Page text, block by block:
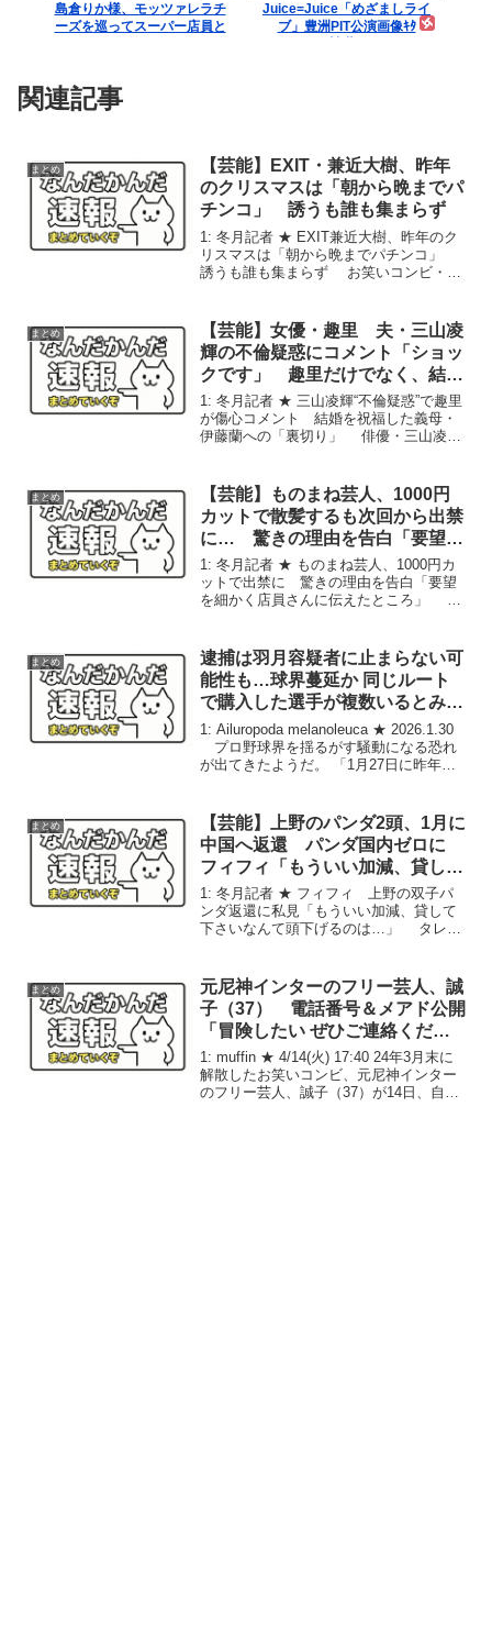
島倉りか様、モッツァレラチ
ーズを巡ってスーパー店員と
Juice=Juice「めざましライ
ブ」豊洲PIT公演画像ｷﾀ
関連記事
まとめ
【芸能】EXIT・兼近大樹、昨年
のクリスマスは「朝から晩までパ
チンコ」 誘うも誰も集まらず
1: 冬月記者 ★ EXIT兼近大樹、昨年のク
リスマスは「朝から晩までパチンコ」
誘うも誰も集まらず お笑いコンビ・
SHIBUYA 109前で行われたアイリスオー
ヤマ『...
まとめ
【芸能】女優・趣里 夫・三山凌
輝の不倫疑惑にコメント「ショッ
クです」 趣里だけでなく、結婚
を祝福した義母・伊藤蘭への裏切
り
1: 冬月記者 ★ 三山凌輝“不倫疑惑”で趣里
が傷心コメント 結婚を祝福した義母・
伊藤蘭への「裏切り」 俳優・三山凌輝
乃はミュージカル『愛の不時着』の共
演...
まとめ
【芸能】ものまね芸人、1000円
カットで散髪するも次回から出禁
に… 驚きの理由を告白「要望を
細かく店員さんに伝えたところ」
1: 冬月記者 ★ ものまね芸人、1000円カ
ットで出禁に 驚きの理由を告白「要望
を細かく店員さんに伝えたところ」 も
止処分を受けたことを明かしている。
古賀...
まとめ
逮捕は羽月容疑者に止まらない可
能性も…球界蔓延か 同じルート
で購入した選手が複数いるとみら
れ捜査線上には西日本出身選手の
名前も
1: Ailuropoda melanoleuca ★ 2026.1.30
プロ野球界を揺るがす騒動になる恐れ
が出てきたようだ。 「1月27日に昨年、
疑いで広島県...
まとめ
【芸能】上野のパンダ2頭、1月に
中国へ返還 パンダ国内ゼロに
フィフィ「もういい加減、貸して
下さいなんて頭下げるのは…」
1: 冬月記者 ★ フィフィ 上野の双子パ
ンダ返還に私見「もういい加減、貸して
下さいなんて頭下げるのは…」 タレン
野動物園（東京都台東区）の双子のジャ
イアントパンダ...
まとめ
元尼神インターのフリー芸人、誠
子（37） 電話番号＆メアド公開
「冒険したい ぜひご連絡くださ
い」連日の投稿で仕事熱望
1: muffin ★ 4/14(火) 17:40 24年3月末に
解散したお笑いコンビ、元尼神インター
のフリー芸人、誠子（37）が14日、自身